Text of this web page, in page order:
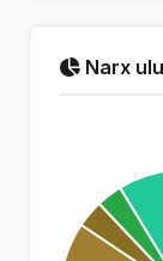
Narx